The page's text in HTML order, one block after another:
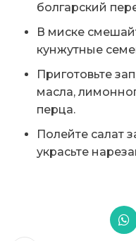
болгарский
В миске
кунжутные
Приготовьте
масла,
перца.
Полейте салат
украсьте